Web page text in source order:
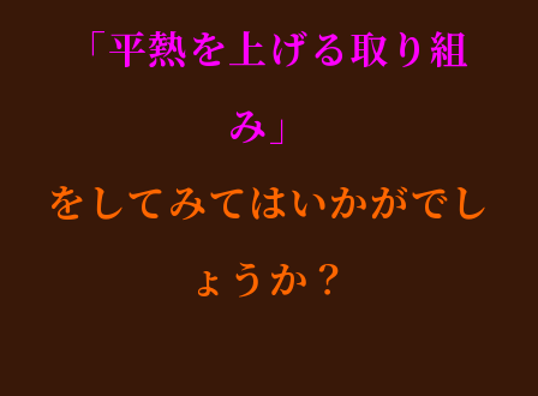
「平熱を上げる取り組
み」
をしてみてはいかがでし
ょうか？